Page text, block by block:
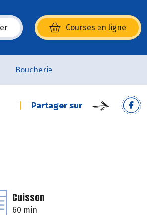
Courses en ligne
nouvelle fenêtre)
Boucherie
Partager sur
Cuisson
60 min